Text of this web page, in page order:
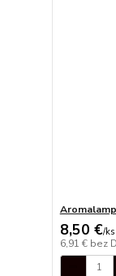
8,50 €/ks
6,91 € bez